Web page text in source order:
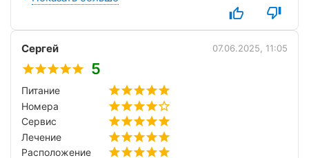
Огромное количество интерактива для детей- это и
мастер-классы и активности на улице, праздники,
кинотеатр с фильмами и мультфильмами. Игровые
комнаты, практически на каждом этаже, для детей
разных возрастов. Санаторий абсолютно точно
создает все условия для отдыха с детьми!
Сергей 07.06.2025, 11:05
5
Питание
Номера
Сервис
Лечение
Расположение